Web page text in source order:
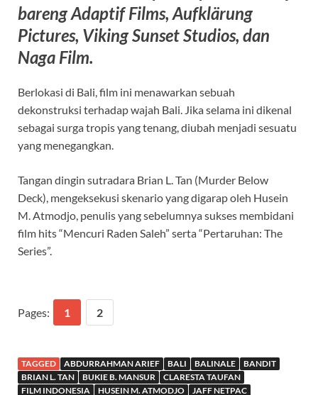
bareng Adaptif Films, Aufklärung
Pictures, Viking Sunset Studios, dan
Naga Film.
Berlokasi di Bali, film ini menawarkan sebuah
dekonstruksi terhadap wajah Bali. Jika selama ini dikenal
sebagai surga tropis yang tenang, diubah menjadi sesuatu
yang menegangkan.
Tangan dingin sutradara Brian L. Tan (Murder Below
Deck), mengeksekusi skenario yang digarap oleh Husein
M. Atmodjo, penulis yang sebelumnya sukses membidani
film hits “Mencuri Raden Saleh” serta “Pertaruhan: The
Series”.
Pages: 1 2
TAGGED ABDURRAHMAN ARIEF BALI BALINALE
BANDIT
BRIAN L. TAN
BUKIE B. MANSUR
CLARESTA TAUFAN
FILM INDONESIA
HUSEIN M. ATMODJO
JAFF NETPAC